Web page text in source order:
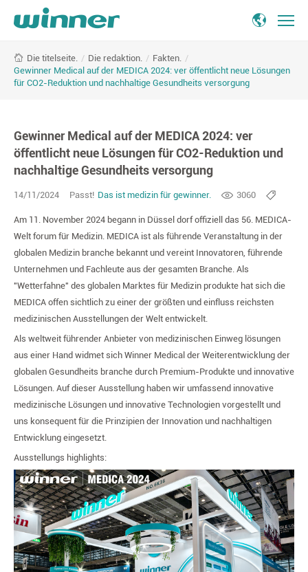
Medical
auf
ver
öffentlicht
neue
CO2-
Reduktion
nachhaltige
Gesundheits
versorgung
Winner
Medical
Die titelseite. / Die redaktion. / Fakten. /
Gewinner Medical auf der MEDICA 2024: ver öffentlicht neue Lösungen
für CO2-Reduktion und nachhaltige Gesundheits versorgung
Gewinner Medical auf der MEDICA 2024: ver
öffentlicht neue Lösungen für CO2-Reduktion und
nachhaltige Gesundheits versorgung
14/11/2024 Passt! Das ist medizin für gewinner. 3060
Am 11. November 2024 begann in Düssel dorf offiziell das 56. MEDICA-
Welt forum für Medizin. MEDICA ist als führende Veranstaltung in der
globalen Medizin branche bekannt und vereint Innovatoren, führende
Unternehmen und Fachleute aus der gesamten Branche. Als
"Wetterfahne" des globalen Marktes für Medizin produkte hat sich die
MEDICA offen sichtlich zu einer der größten und einfluss reichsten
medizinischen Ausstellungen der Welt entwickelt.
Als weltweit führender Anbieter von medizinischen Einweg lösungen
aus einer Hand widmet sich Winner Medical der Weiterentwicklung der
globalen Gesundheits branche durch Premium-Produkte und innovative
Lösungen. Auf dieser Ausstellung haben wir umfassend innovative
medizinische Lösungen und innovative Technologien vorgestellt und
uns konsequent für die Prinzipien der Innovation und nachhaltigen
Entwicklung eingesetzt.
Ausstellungs highlights: